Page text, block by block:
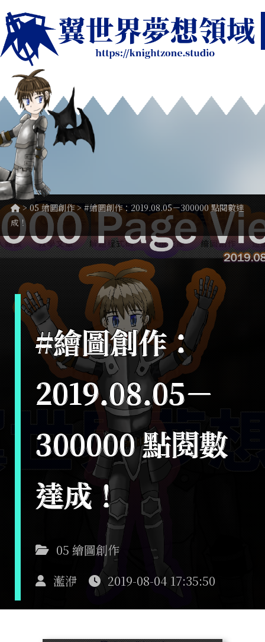
>05 繪圖創作> #繪圖創作：2019.08.05－300000 點閱數達
成！
#繪圖創作：
2019.08.05－
300000 點閱數
達成！
05 繪圖創作
灆洢
2019-08-04 17:35:50